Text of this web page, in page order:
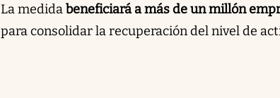
La medidabeneficiará a más de un millón
para consolidar la recuperación del nivel de